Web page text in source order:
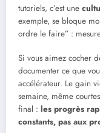
tutoriels, c’est une
exemple, se bloque
ordre le faire” :
Si vous aimez cocher
documenter ce que
accélérateur. Le gain
semaine, même
final : les progrès
constants, pas aux